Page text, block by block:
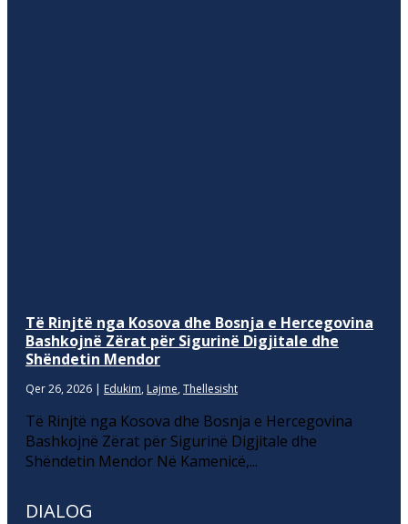
Të Rinjtë nga Kosova dhe Bosnja e Hercegovina
Bashkojnë Zërat për Sigurinë Digjitale dhe
Shëndetin Mendor
Qer 26, 2026 | Edukim, Lajme, Thellesisht
Të Rinjtë nga Kosova dhe Bosnja e Hercegovina
Bashkojnë Zërat për Sigurinë Digjitale dhe
Shëndetin Mendor Në Kamenicë,...
DIALOG